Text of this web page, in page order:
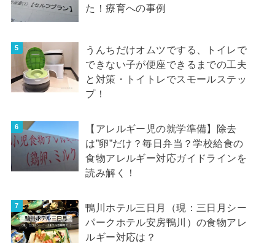
た！療育への事例
うんちだけオムツでする、トイレで
できない子が便座できるまでの工夫
と対策・トイトレでスモールステッ
プ！
【アレルギー児の就学準備】除去
は”卵”だけ？毎日弁当？学校給食の
食物アレルギー対応ガイドラインを
読み解く！
鴨川ホテル三日月（現：三日月シー
パークホテル安房鴨川）の食物アレ
ルギー対応は？